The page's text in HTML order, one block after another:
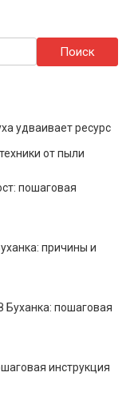
Найти:
удваивает ресурс
от пыли
пошаговая
причины и
Буханка: пошаговая
инструкция